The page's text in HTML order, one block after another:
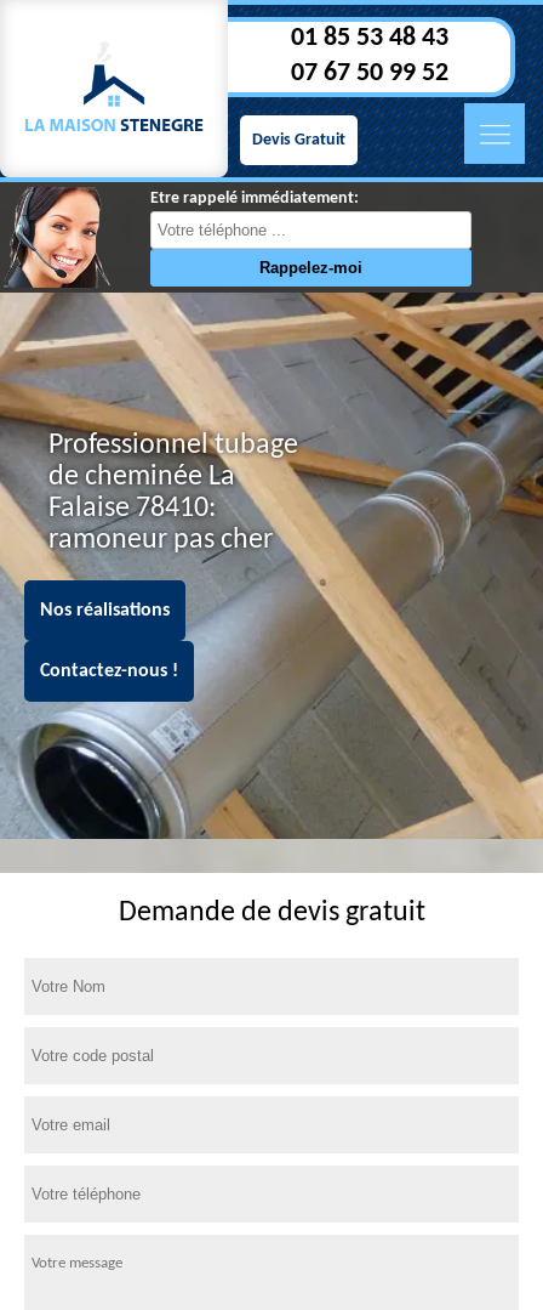
01 85 53 48 43
07 67 50 99 52
Devis Gratuit
Etre rappelé immédiatement:
Professionnel tubage
de cheminée La
Falaise 78410:
ramoneur pas cher
Nos réalisations
Contactez-nous !
Demande de devis gratuit